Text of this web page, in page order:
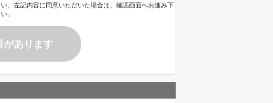
。左記内容に同意いただいた場合は、確認画面へお進み下
。
があります